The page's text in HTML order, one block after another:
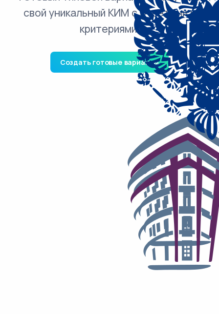
свой уникальный КИМ с ответами и
критериями.
Создать готовые варианты